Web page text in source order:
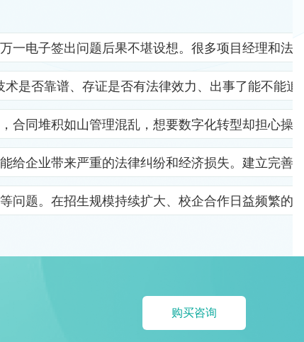
电子签出问题后果不堪设想。很多项目经理和法
是否靠谱、存证是否有法律效力、出事了能不能
同堆积如山管理混乱，想要数字化转型却担心操
企业带来严重的法律纠纷和经济损失。建立完
题。在招生规模持续扩大、校企合作日益频繁
购买咨询